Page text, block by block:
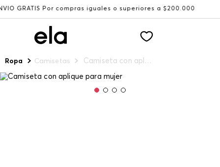
Por compras iguales o superiores a $200.000 Recibe:
Ropa Camisetas Camiseta con aplique para mujer